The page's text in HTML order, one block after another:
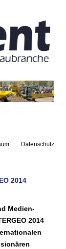
Datenschutz
2014
Medien-
2014